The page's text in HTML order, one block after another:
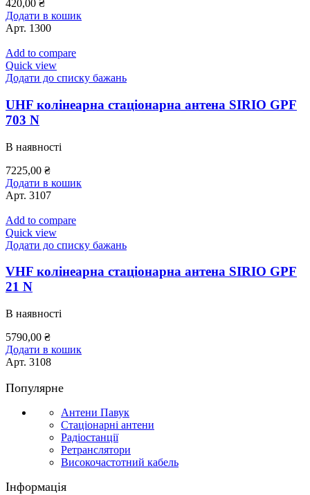
420,00 ₴
Додати в кошик
Арт. 1300
Add to compare
Quick view
Додати до списку бажань
UHF колінеарна стаціонарна антена SIRIO GPF
703 N
В наявності
7225,00 ₴
Додати в кошик
Арт. 3107
Add to compare
Quick view
Додати до списку бажань
VHF колінеарна стаціонарна антена SIRIO GPF
21 N
В наявності
5790,00 ₴
Додати в кошик
Арт. 3108
Популярне
Антени Павук
Стаціонарні антени
Радіостанції
Ретранслятори
Високочастотний кабель
Інформація